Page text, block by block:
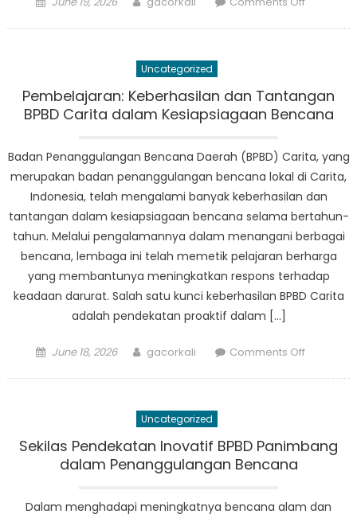
Uncategorized
Pembelajaran: Keberhasilan dan Tantangan
BPBD Carita dalam Kesiapsiagaan Bencana
Badan Penanggulangan Bencana Daerah (BPBD) Carita, yang
merupakan badan penanggulangan bencana lokal di Carita,
Indonesia, telah mengalami banyak keberhasilan dan
tantangan dalam kesiapsiagaan bencana selama bertahun-
tahun. Melalui pengalamannya dalam menangani berbagai
bencana, lembaga ini telah memetik pelajaran berharga
yang membantunya meningkatkan respons terhadap
keadaan darurat. Salah satu kunci keberhasilan BPBD Carita
adalah pendekatan proaktif dalam […]
Posted
June 18, 2026 Author
gacorkali Comments Offon
BPBD
Carita
Uncategorized
Sekilas Pendekatan Inovatif BPBD Panimbang
dalam Penanggulangan Bencana
Dalam menghadapi meningkatnya bencana alam dan